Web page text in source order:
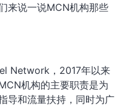
来说一说MCN机构那些
Network，2017年以来
机构的主要职责是为
导和流量扶持，同时为广